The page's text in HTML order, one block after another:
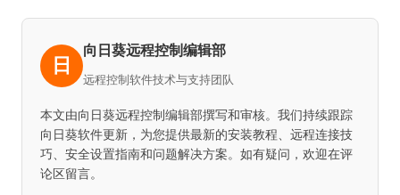
日
向日葵远程控制编辑部
远程控制软件技术与支持团队
本文由向日葵远程控制编辑部撰写和审核。我们持续跟踪
向日葵软件更新，为您提供最新的安装教程、远程连接技
巧、安全设置指南和问题解决方案。如有疑问，欢迎在评
论区留言。